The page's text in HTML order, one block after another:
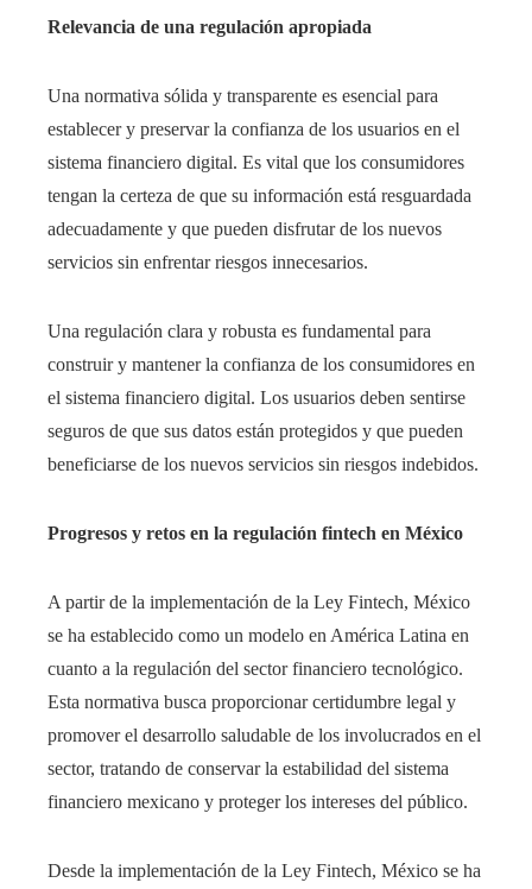
Relevancia de una regulación apropiada
Una normativa sólida y transparente es esencial para
establecer y preservar la confianza de los usuarios en el
sistema financiero digital. Es vital que los consumidores
tengan la certeza de que su información está resguardada
adecuadamente y que pueden disfrutar de los nuevos
servicios sin enfrentar riesgos innecesarios.
Una regulación clara y robusta es fundamental para
construir y mantener la confianza de los consumidores en
el sistema financiero digital. Los usuarios deben sentirse
seguros de que sus datos están protegidos y que pueden
beneficiarse de los nuevos servicios sin riesgos indebidos. ​
Progresos y retos en la regulación fintech en México
A partir de la implementación de la Ley Fintech, México
se ha establecido como un modelo en América Latina en
cuanto a la regulación del sector financiero tecnológico.
Esta normativa busca proporcionar certidumbre legal y
promover el desarrollo saludable de los involucrados en el
sector, tratando de conservar la estabilidad del sistema
financiero mexicano y proteger los intereses del público.
Desde la implementación de la Ley Fintech, México se ha